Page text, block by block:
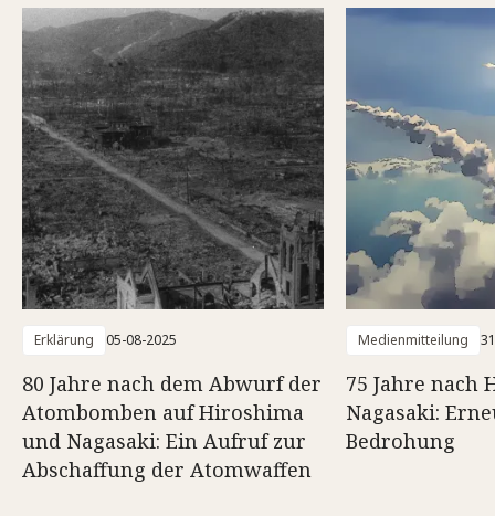
Erklärung 05-08-2025
80 Jahre nach dem Abwurf der
Atombomben auf Hiroshima
und Nagasaki: Ein Aufruf zur
Abschaffung der Atomwaffen
Medienmitteilung
75 Jahre nach
Nagasaki:
Bedrohung